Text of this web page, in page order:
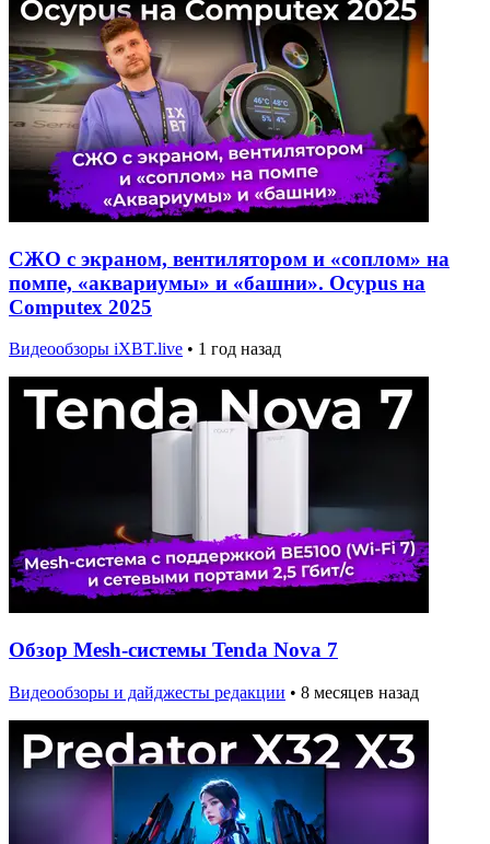
СЖО с экраном, вентилятором и «соплом» на
помпе, «аквариумы» и «башни». Ocypus на
Computex 2025
Видеообзоры iXBT.live • 1 год назад
Обзор Mesh-системы Tenda Nova 7
Видеообзоры и дайджесты редакции • 8 месяцев назад